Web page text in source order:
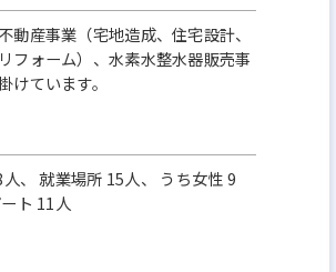
動産事業（宅地造成、住宅設計、
フォーム）、水素水整水器販売事
けています。
、 就業場所 15人、 うち女性 9
ト 11人